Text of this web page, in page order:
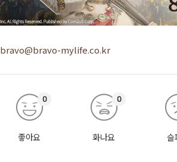
bravo@bravo-mylife.co.kr
좋아요
0
화나요
0
슬